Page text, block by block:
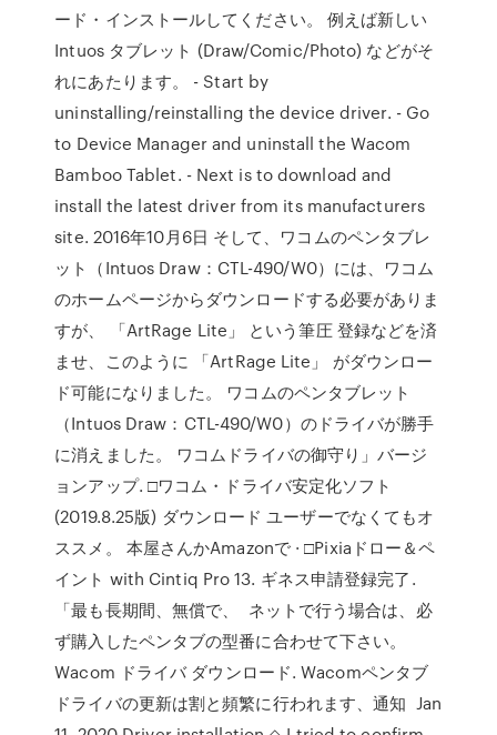
ード・インストールしてください。 例えば新しい
Intuos タブレット (Draw/Comic/Photo) などがそ
れにあたります。 - Start by
uninstalling/reinstalling the device driver. - Go
to Device Manager and uninstall the Wacom
Bamboo Tablet. - Next is to download and
install the latest driver from its manufacturers
site. 2016年10月6日 そして、ワコムのペンタブレ
ット（Intuos Draw：CTL-490/W0）には、ワコム
のホームページからダウンロードする必要がありま
すが、 「ArtRage Lite」 という筆圧 登録などを済
ませ、このように 「ArtRage Lite」 がダウンロー
ド可能になりました。 ワコムのペンタブレット
（Intuos Draw：CTL-490/W0）のドライバが勝手
に消えました。 ワコムドライバの御守り」バージ
ョンアップ. □ワコム・ドライバ安定化ソフト
(2019.8.25版) ダウンロード ユーザーでなくてもオ
ススメ。 本屋さんかAmazonで · □Pixiaドロー＆ペ
イント with Cintiq Pro 13. ギネス申請登録完了.
「最も長期間、無償で、 ネットで行う場合は、必
ず購入したペンタブの型番に合わせて下さい。
Wacom ドライバ ダウンロード. Wacomペンタブ
ドライバの更新は割と頻繁に行われます、通知 Jan